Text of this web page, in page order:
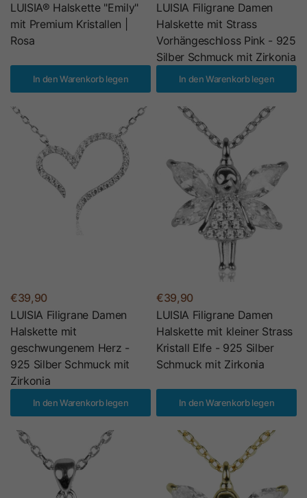
LUISIA® Halskette "Emily"
mit Premium Kristallen |
Rosa
In den Warenkorb legen
LUISIA Filigrane Damen
Halskette mit Strass
Vorhängeschloss Pink - 925
Silber Schmuck mit Zirkonia
In den Warenkorb legen
€39,90
LUISIA Filigrane Damen
Halskette mit
geschwungenem Herz -
925 Silber Schmuck mit
Zirkonia
In den Warenkorb legen
€39,90
LUISIA Filigrane Damen
Halskette mit kleiner Strass
Kristall Elfe - 925 Silber
Schmuck mit Zirkonia
In den Warenkorb legen